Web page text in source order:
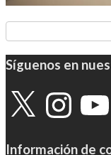
Síguenos en
X Instagram
Información de